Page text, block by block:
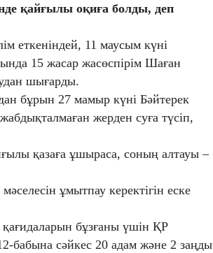
қайғылы оқиға болды, деп
еткеніндей, 11 маусым күні
15 жасар жасөспірім Шаған
шығарды.
бұрын 27 мамыр күні Бәйтерек
жерден суға түсіп,
қазаға ұшыраса, соның алтауы –
ұмытпау керектігін еске
бұзғаны үшін ҚР
бабына сәйкес 20 адам және 2 заңды